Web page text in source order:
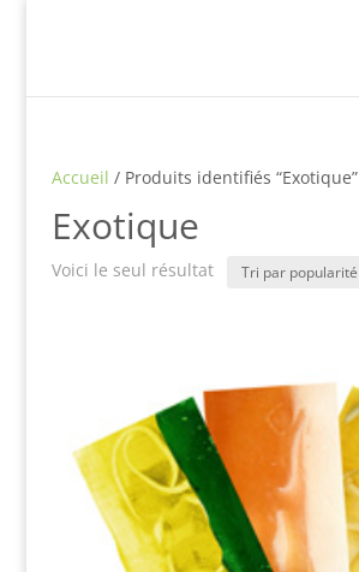
Accueil / Produits identifiés “Exotique”
Exotique
Voici le seul résultat